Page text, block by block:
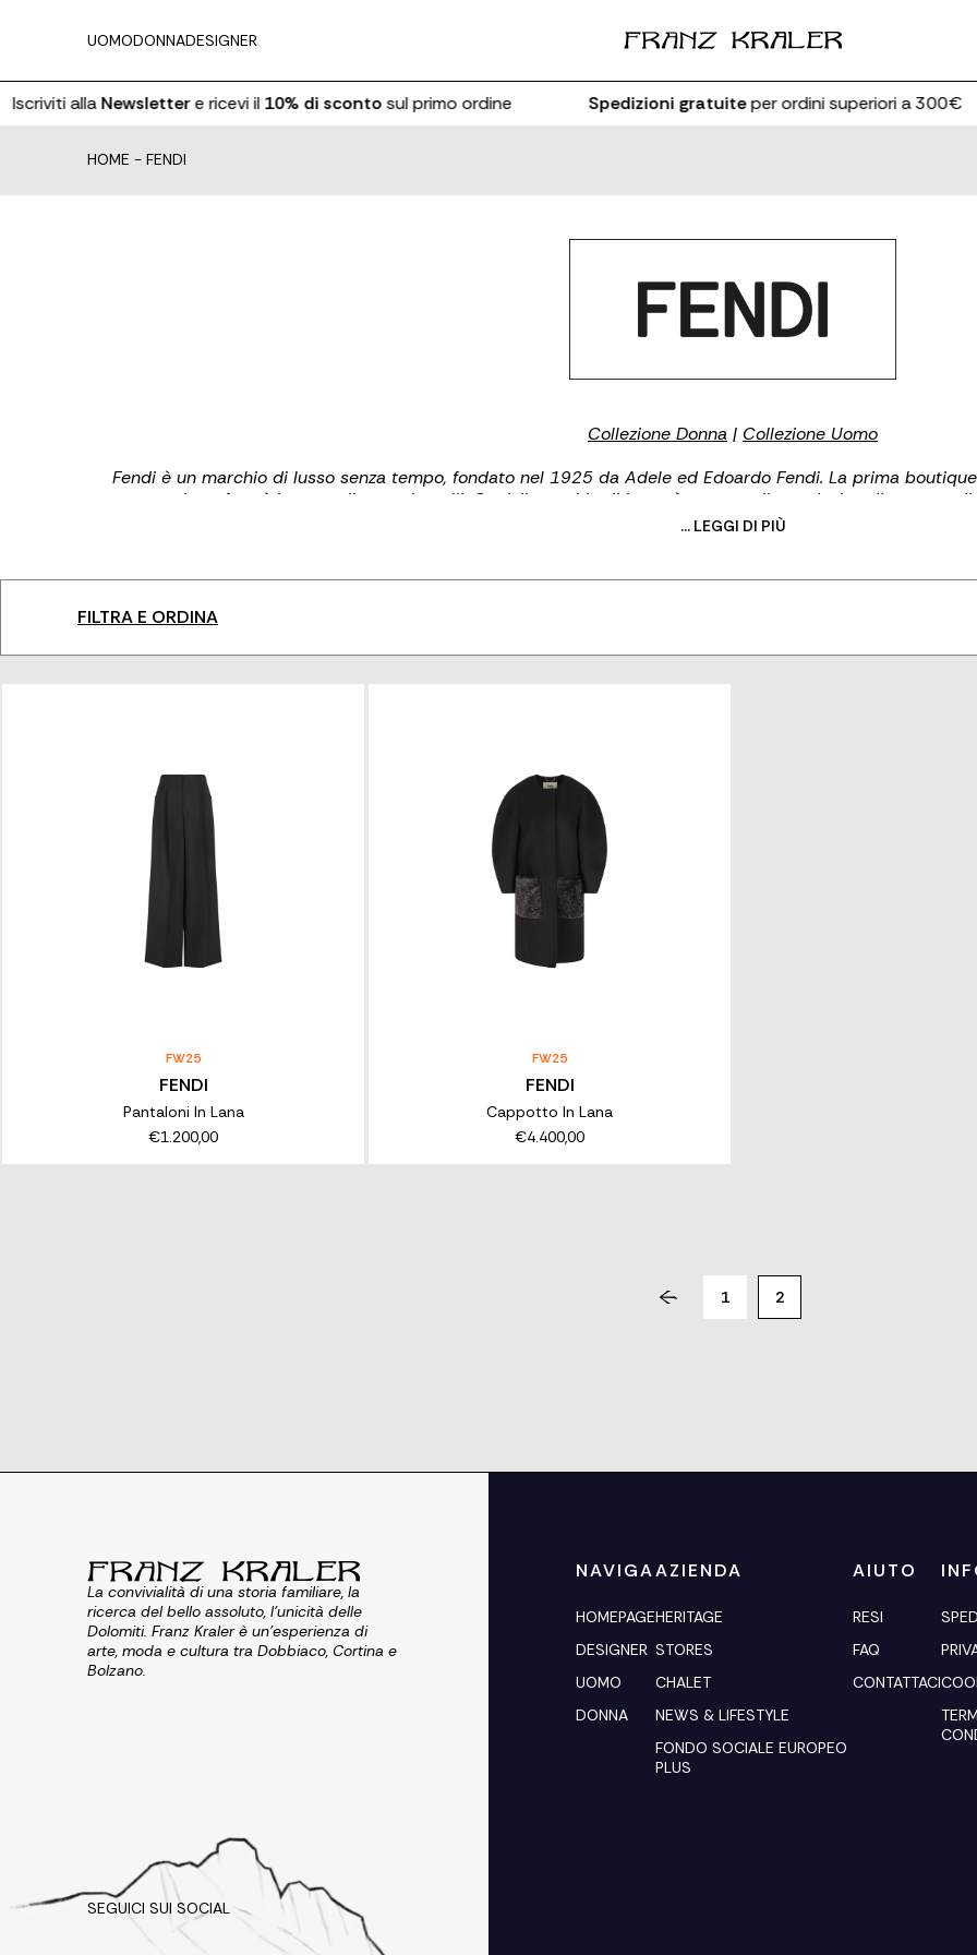
UOMODONNADESIGNER
allaNewslettere ricevi il10% di scontosul primo ordine Spedizioni gratuiteper ordini superiori a 300€
HOME - FENDI
Collezione Donna | Collezione Uomo
Fendi è un marchio di lusso senza tempo, fondato nel 1925 da Adele ed Edoardo Fendi. La prima
presto si trasformò in un atelier per le pelli. Oggi, il marchio di lusso è noto per il suo design
collezione varia ed esclusiva di accessori e borse, tra cui l'iconica "Baguette". Lo stilista britannico Kim
promessa di qualità e creatività.
PRODOTTI DI LUSSO FIRMATI FENDI
... LEGGI DI PIÙ
FILTRA E ORDINA
FW25
FENDI
Pantaloni In Lana
€1.200,00
FW25
FENDI
Cappotto In Lana
€4.400,00
1 2
La convivialità di una storia familiare, la
ricerca del bello assoluto, l'unicità delle
Dolomiti. Franz Kraler è un'esperienza di
arte, moda e cultura tra Dobbiaco, Cortina e
Bolzano.
SEGUICI SUI SOCIAL
NAVIGA
HOMEPAGE
DESIGNER
UOMO
DONNA
AZIENDA
HERITAGE
STORES
CHALET
NEWS & LIFESTYLE
FONDO SOCIALE EUROPEO
PLUS
AIUTO
RESI
FAQ
CONTATTACI